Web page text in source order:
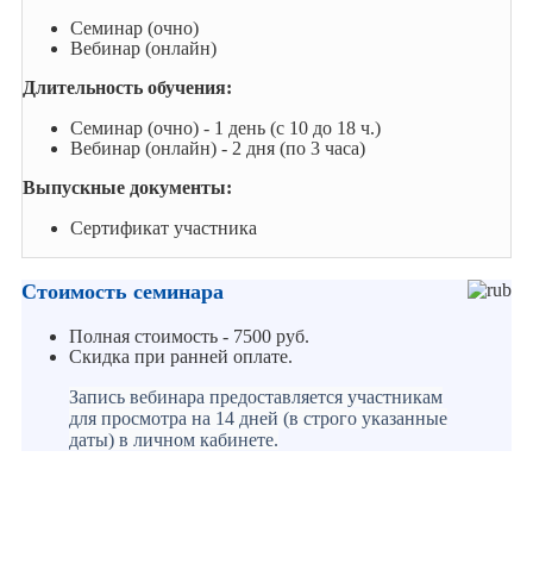
Семинар (очно)
Вебинар (онлайн)
Длительность обучения:
Семинар (очно) - 1 день (с 10 до 18 ч.)
Вебинар (онлайн) - 2 дня (по 3 часа)
Выпускные документы:
Сертификат участника
Стоимость семинара
Полная стоимость - 7500 руб.
Скидка при ранней оплате.
Запись вебинара предоставляется участникам
для просмотра на 14 дней (в строго указанные
даты) в личном кабинете.